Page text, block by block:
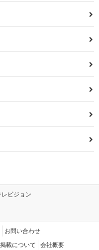
レビジョン
お問い合わせ
載について 会社概要